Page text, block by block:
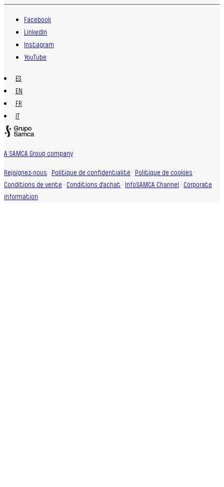
Facebook
LinkedIn
Instagram
YouTube
ES
EN
FR
A SAMCA Group company
Rejoignez-nous · Politique de confidentialité · Politique de cookies ·
Conditions de vente · Conditions d'achat · InfoSAMCA Channel · Corporate
information